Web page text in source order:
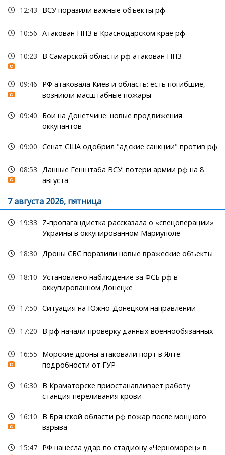
12:43 ВСУ поразили важные объекты рф
10:56 Атакован НПЗ в Краснодарском крае рф
10:23 В Самарской области рф атакован НПЗ
09:46
РФ атаковала Киев и область: есть погибшие,
возникли масштабные пожары
09:40
Бои на Донетчине: новые продвижения
оккупантов
09:00 Сенат США одобрил "адские санкции" против рф
08:53 Данные Генштаба ВСУ: потери армии рф на 8
августа
7 августа 2026, пятница
19:33
Z-пропагандистка рассказала о «спецоперации»
Украины в оккупированном Мариуполе
18:30 Дроны СБС поразили новые вражеские объекты
18:10 Установлено наблюдение за ФСБ рф в
оккупированном Донецке
17:50 Ситуация на Южно-Донецком направлении
17:20 В рф начали проверку данных военнообязанных
16:55
Морские дроны атаковали порт в Ялте:
подробности от ГУР
16:30
В Краматорске приостанавливает работу
станция переливания крови
16:10
В Брянской области рф пожар после мощного
взрыва
15:47 РФ нанесла удар по стадиону «Черноморец» в